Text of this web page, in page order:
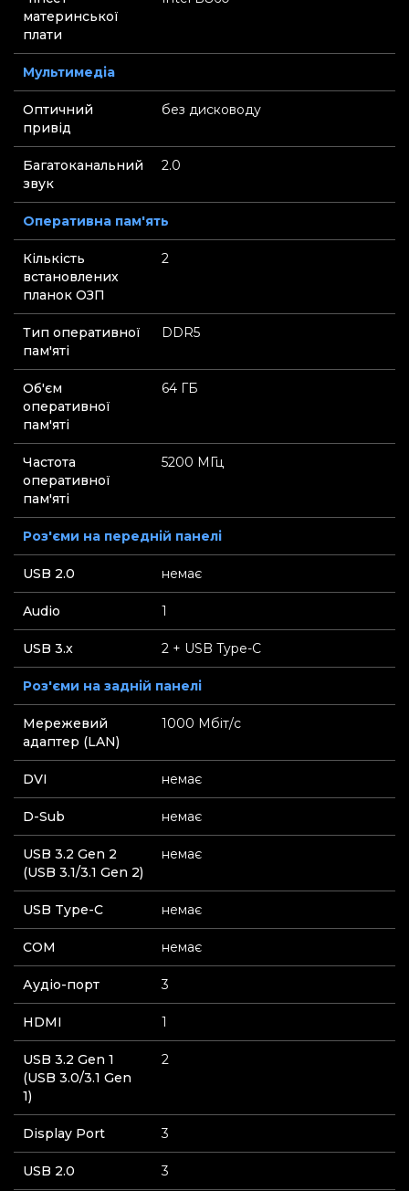
материнської
плати
Мультимедіа
Оптичний
привід
без дисководу
Багатоканальний
звук
2.0
Оперативна пам'ять
Кількість
встановлених
планок ОЗП
2
Тип оперативної
пам'яті
DDR5
Об'єм
оперативної
пам'яті
64 ГБ
Частота
оперативної
пам'яті
5200 МГц
Роз'єми на передній панелі
USB 2.0 немає
Audio 1
USB 3.x 2 + USB Type-C
Роз'єми на задній панелі
Мережевий
адаптер (LAN)
1000 Мбіт/с
DVI немає
D-Sub немає
USB 3.2 Gen 2
(USB 3.1/3.1 Gen 2)
немає
USB Type-C немає
СOM немає
Аудіо-порт 3
HDMI 1
USB 3.2 Gen 1
(USB 3.0/3.1 Gen
1)
2
Display Port 3
USB 2.0 3